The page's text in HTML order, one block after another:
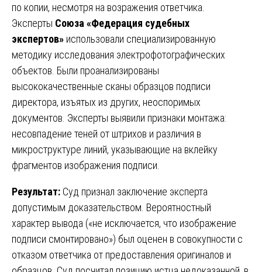
по копии, несмотря на возражения ответчика.
Эксперты Союза «Федерация судебных
экспертов» использовали специализированную
методику исследования электрофотографических
объектов. Были проанализированы
высококачественные сканы образцов подписи
директора, изъятых из других, неоспоримых
документов. Эксперты выявили признаки монтажа:
несовпадение теней от штрихов и различия в
микроструктуре линий, указывающие на вклейку
фрагментов изображения подписи.
Результат: Суд признал заключение эксперта
допустимым доказательством. Вероятностный
характер вывода («не исключается, что изображение
подписи смонтировано») был оценен в совокупности с
отказом ответчика от предоставления оригиналов и